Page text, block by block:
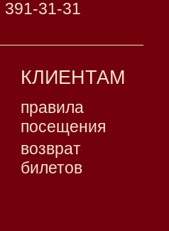
391-31-31
КЛИЕНТАМ
правила
посещения
возврат
билетов